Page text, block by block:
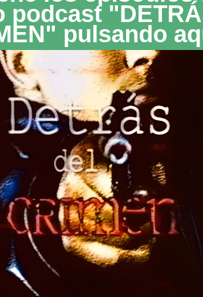
podcast
pulsando